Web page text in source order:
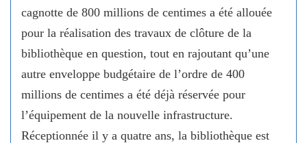
cagnotte de 800 millions de centimes a été allouée
pour la réalisation des travaux de clôture de la
bibliothèque en question, tout en rajoutant qu’une
autre enveloppe budgétaire de l’ordre de 400
millions de centimes a été déjà réservée pour
l’équipement de la nouvelle infrastructure.
Réceptionnée il y a quatre ans, la bibliothèque est